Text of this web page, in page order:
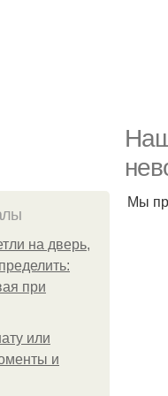
на дверь,
при
или
и
Мы